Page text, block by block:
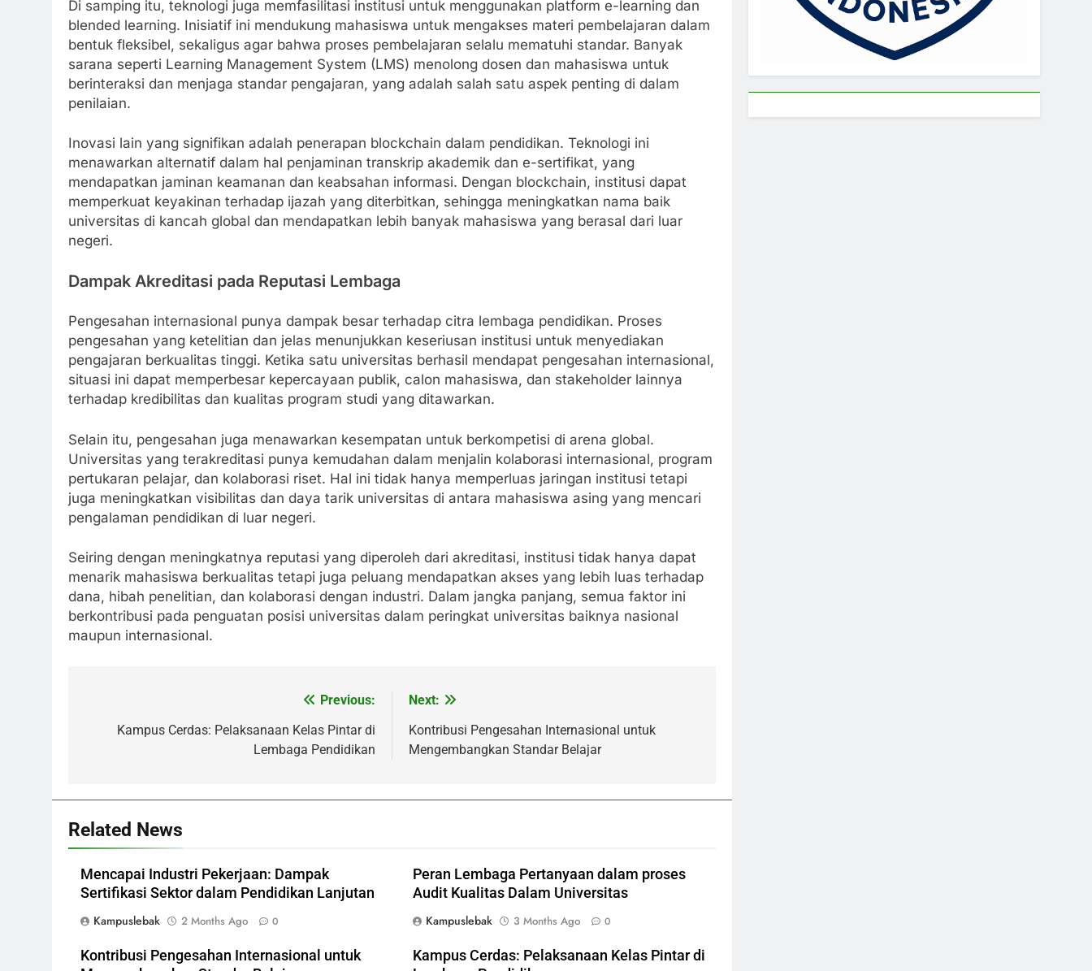
Di samping itu, teknologi juga memfasilitasi institusi untuk menggunakan platform e-learning dan
blended learning. Inisiatif ini mendukung mahasiswa untuk mengakses materi pembelajaran dalam
bentuk fleksibel, sekaligus agar bahwa proses pembelajaran selalu mematuhi standar. Banyak
sarana seperti Learning Management System (LMS) menolong dosen dan mahasiswa untuk
berinteraksi dan menjaga standar pengajaran, yang adalah salah satu aspek penting di dalam
penilaian.
Inovasi lain yang signifikan adalah penerapan blockchain dalam pendidikan. Teknologi ini
menawarkan alternatif dalam hal penjaminan transkrip akademik dan e-sertifikat, yang
mendapatkan jaminan keamanan dan keabsahan informasi. Dengan blockchain, institusi dapat
memperkuat keyakinan terhadap ijazah yang diterbitkan, sehingga meningkatkan nama baik
universitas di kancah global dan mendapatkan lebih banyak mahasiswa yang berasal dari luar
negeri.
Dampak Akreditasi pada Reputasi Lembaga
Pengesahan internasional punya dampak besar terhadap citra lembaga pendidikan. Proses
pengesahan yang ketelitian dan jelas menunjukkan keseriusan institusi untuk menyediakan
pengajaran berkualitas tinggi. Ketika satu universitas berhasil mendapat pengesahan internasional,
situasi ini dapat memperbesar kepercayaan publik, calon mahasiswa, dan stakeholder lainnya
terhadap kredibilitas dan kualitas program studi yang ditawarkan.
Selain itu, pengesahan juga menawarkan kesempatan untuk berkompetisi di arena global.
Universitas yang terakreditasi punya kemudahan dalam menjalin kolaborasi internasional, program
pertukaran pelajar, dan kolaborasi riset. Hal ini tidak hanya memperluas jaringan institusi tetapi
juga meningkatkan visibilitas dan daya tarik universitas di antara mahasiswa asing yang mencari
pengalaman pendidikan di luar negeri.
Seiring dengan meningkatnya reputasi yang diperoleh dari akreditasi, institusi tidak hanya dapat
menarik mahasiswa berkualitas tetapi juga peluang mendapatkan akses yang lebih luas terhadap
dana, hibah penelitian, dan kolaborasi dengan industri. Dalam jangka panjang, semua faktor ini
berkontribusi pada penguatan posisi universitas dalam peringkat universitas baiknya nasional
maupun internasional.
navigation
Previous:
Kampus Cerdas: Pelaksanaan Kelas Pintar di
Lembaga Pendidikan
Next:
Kontribusi Pengesahan Internasional untuk
Mengembangkan Standar Belajar
Related News
Mencapai Industri Pekerjaan: Dampak
Sertifikasi Sektor dalam Pendidikan Lanjutan
Kampuslebak
2 Months Ago 0
Peran Lembaga Pertanyaan dalam proses
Audit Kualitas Dalam Universitas
Kampuslebak
3 Months Ago 0
Kontribusi Pengesahan Internasional untuk
Kampus Cerdas: Pelaksanaan Kelas Pintar di